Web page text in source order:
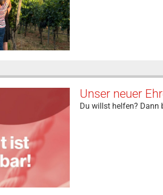
Unser neuer
Du willst helfen? Dann